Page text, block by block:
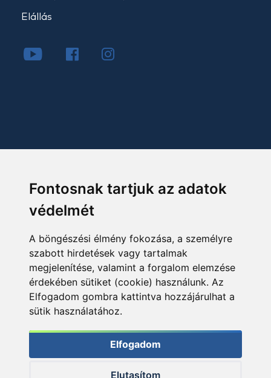
Fontosnak tartjuk az adatok
védelmét
A böngészési élmény fokozása, a személyre
szabott hirdetések vagy tartalmak
megjelenítése, valamint a forgalom elemzése
érdekében sütiket (cookie) használunk. Az
Elfogadom gombra kattintva hozzájárulhat a
sütik használatához.
Elfogadom
Elutasítom
Elállás